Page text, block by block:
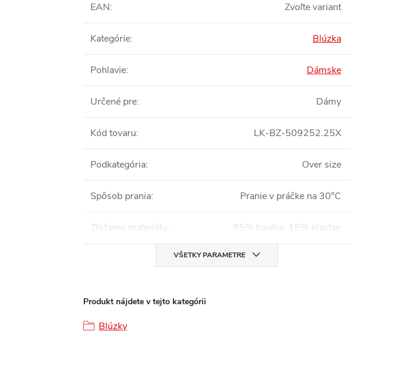
EAN: Zvoľte variant
Kategórie: Blúzka
Pohlavie: Dámske
Určené pre: Dámy
Kód tovaru: LK-BZ-509252.25X
Podkategória: Over size
Spôsob prania: Pranie v práčke na 30°C
Zloženie materiálu : 85% bavlna, 15% elastan
VŠETKY PARAMETRE
Produkt nájdete v tejto kategórii
Blúzky